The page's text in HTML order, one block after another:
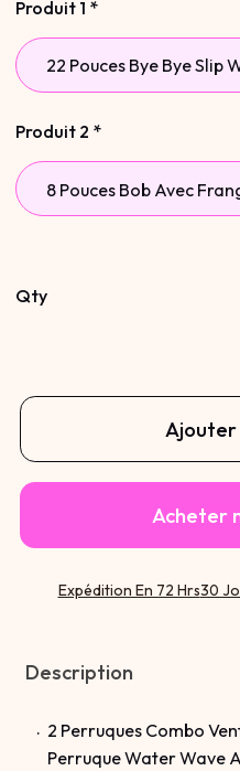
Produit 1 *
22 Pouces Bye Bye Slip
Produit 2 *
8 Pouces Bob Avec
Qty
Ajouter
Acheter
Expédition En 72 Hrs30
Description
2 Perruques Combo
Perruque Water Wave